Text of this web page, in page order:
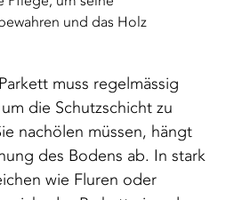
und das Holz
muss regelmässig
die Schutzschicht zu
nachölen müssen, hängt
des Bodens ab. In stark
wie Fluren oder